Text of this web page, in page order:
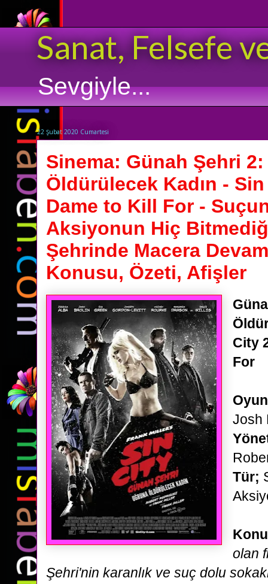
Sanat, Felsefe
Sevgiyle...
22 Şubat 2020 Cumartesi
Sinema: Günah Şehri
Öldürülecek Kadın -
Dame to Kill For -
Aksiyonun Hiç
Şehrinde Macera
Konusu, Özeti, Afişler
City
For
Josh
Tür;
olan
Şehri'nin karanlık ve suç dolu